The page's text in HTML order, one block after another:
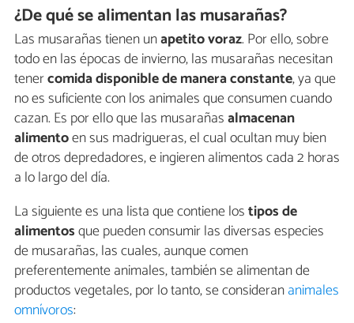
¿De qué se alimentan las musarañas?
Las musarañas tienen unapetito voraz. Por ello, sobre
todo en las épocas de invierno, las musarañas necesitan
tenercomida disponible de manera constante, ya que
no es suficiente con los animales que consumen cuando
cazan. Es por ello que las musarañasalmacenan
alimentoen sus madrigueras, el cual ocultan muy bien
de otros depredadores, e ingieren alimentos cada 2 horas
a lo largo del día.
La siguiente es una lista que contiene lostipos de
alimentosque pueden consumir las diversas especies
de musarañas, las cuales, aunque comen
preferentemente animales, también se alimentan de
productos vegetales, por lo tanto, se considerananimales
omnívoros: